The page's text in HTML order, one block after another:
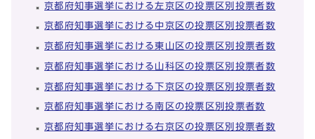
京都府知事選挙における左京区の投票区別投票者数
京都府知事選挙における中京区の投票区別投票者数
京都府知事選挙における東山区の投票区別投票者数
京都府知事選挙における山科区の投票区別投票者数
京都府知事選挙における下京区の投票区別投票者数
京都府知事選挙における南区の投票区別投票者数
京都府知事選挙における右京区の投票区別投票者数